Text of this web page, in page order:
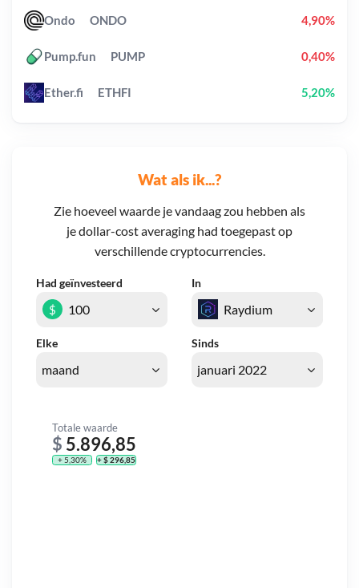
Wat als ik...?
Zie hoeveel waarde je vandaag zou hebben als
je dollar-cost averaging had toegepast op
verschillende cryptocurrencies.
Had geïnvesteerd In
Elke Sinds
$
Totale waarde
$ 5.896,85
+ 5,30% + $ 296,85
Ondo ONDO 4,90%
Pump.fun PUMP 0,40%
Ether.fi ETHFI 5,20%